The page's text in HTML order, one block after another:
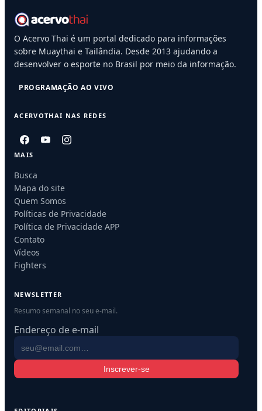
O Acervo Thai é um portal dedicado para informações
sobre Muaythai e Tailândia. Desde 2013 ajudando a
desenvolver o esporte no Brasil por meio da informação.
PROGRAMAÇÃO AO VIVO
ACERVOTHAI NAS REDES
MAIS
Busca
Mapa do site
Quem Somos
Políticas de Privacidade
Política de Privacidade APP
Contato
Vídeos
Fighters
NEWSLETTER
Resumo semanal no seu e-mail.
Endereço de e-mail
Inscrever-se